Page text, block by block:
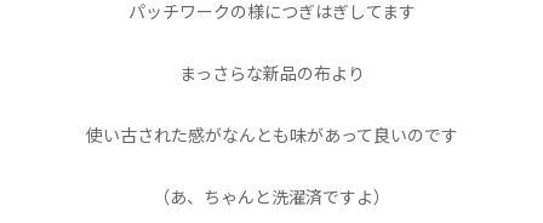
パッチワークの様につぎはぎしてます
まっさらな新品の布より
使い古された感がなんとも味があって良いのです
（あ、ちゃんと洗濯済ですよ）